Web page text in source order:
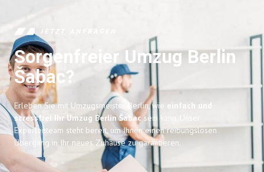
JETZT ANFRAGEN
Sorgenfreier Umzug Berlin
Šabac?
Erleben Sie mit Umzugsmeister Berlin, wie einfach und
stressfrei Ihr Umzug Berlin Šabacsein kann. Unser
Expertenteam steht bereit, um Ihnen einen reibungslosen
Übergang in Ihr neues Zuhause zu garantieren.